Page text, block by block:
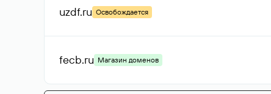
uzdf.ru Освобождается
fecb.ru Магазин доменов